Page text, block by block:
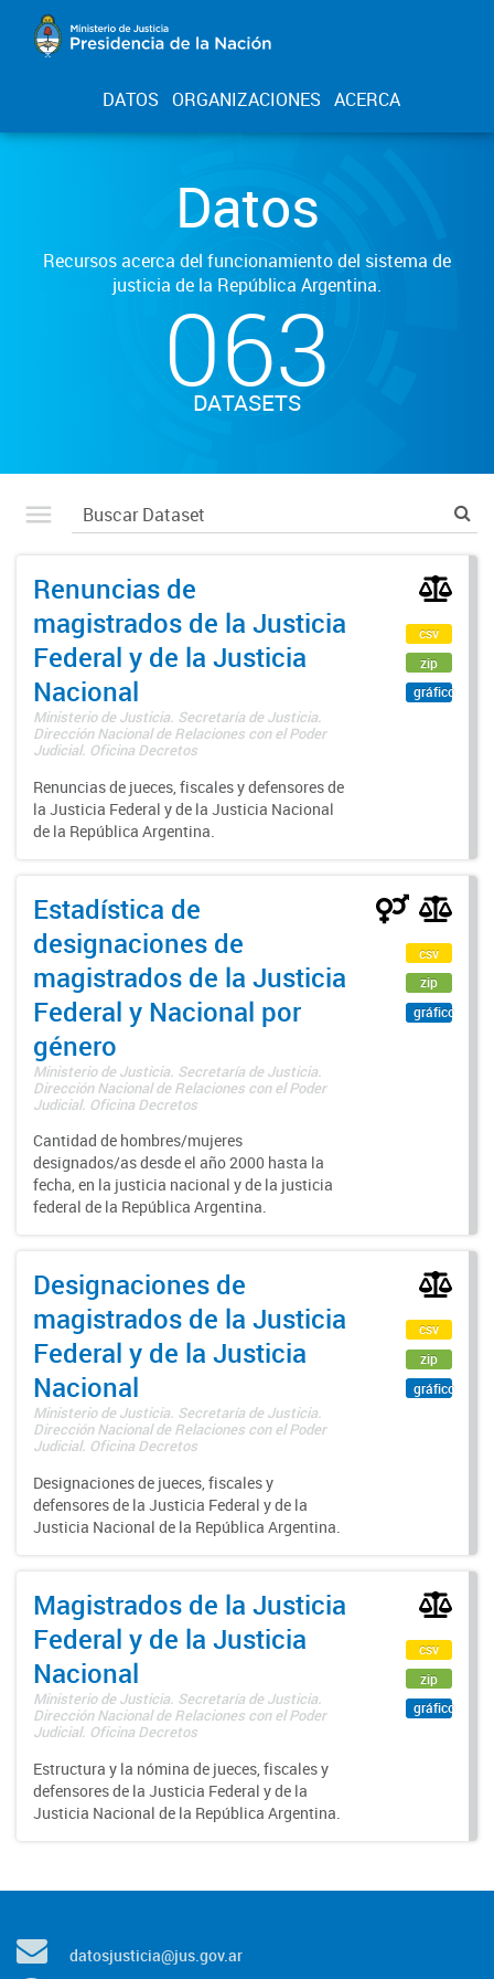
DATOS ORGANIZACIONES ACERCA
Datos
Recursos acerca del funcionamiento del sistema de
justicia de la República Argentina.
063
DATASETS
Renuncias de
magistrados de la Justicia
Federal y de la Justicia
Nacional
Ministerio de Justicia. Secretaría de Justicia.
Dirección Nacional de Relaciones con el Poder
Judicial. Oficina Decretos
Renuncias de jueces, fiscales y defensores de
la Justicia Federal y de la Justicia Nacional
de la República Argentina.
csv
zip
gráfico
Estadística de
designaciones de
magistrados de la Justicia
Federal y Nacional por
género
Ministerio de Justicia. Secretaría de Justicia.
Dirección Nacional de Relaciones con el Poder
Judicial. Oficina Decretos
Cantidad de hombres/mujeres
designados/as desde el año 2000 hasta la
fecha, en la justicia nacional y de la justicia
federal de la República Argentina.
csv
zip
gráfico
Designaciones de
magistrados de la Justicia
Federal y de la Justicia
Nacional
Ministerio de Justicia. Secretaría de Justicia.
Dirección Nacional de Relaciones con el Poder
Judicial. Oficina Decretos
Designaciones de jueces, fiscales y
defensores de la Justicia Federal y de la
Justicia Nacional de la República Argentina.
csv
zip
gráfico
Magistrados de la Justicia
Federal y de la Justicia
Nacional
Ministerio de Justicia. Secretaría de Justicia.
Dirección Nacional de Relaciones con el Poder
Judicial. Oficina Decretos
Estructura y la nómina de jueces, fiscales y
defensores de la Justicia Federal y de la
Justicia Nacional de la República Argentina.
csv
zip
gráfico
datosjusticia@jus.gov.ar